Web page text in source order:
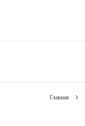
Главная